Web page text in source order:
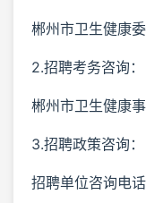
郴州市卫生健康
2.招聘考务咨询：
郴州市卫生健康
3.招聘政策咨询：
招聘单位咨询电